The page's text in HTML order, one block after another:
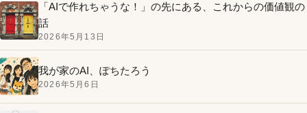
「AIで作れちゃうな！」の先にある、これからの価値観の
話
2026年5月13日
我が家のAI、ぽちたろう
2026年5月6日